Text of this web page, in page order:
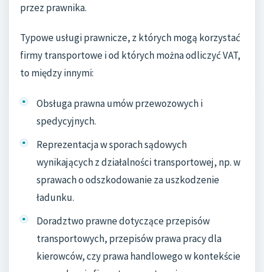
przez prawnika.
Typowe usługi prawnicze, z których mogą korzystać
firmy transportowe i od których można odliczyć VAT,
to między innymi:
Obsługa prawna umów przewozowych i
spedycyjnych.
Reprezentacja w sporach sądowych
wynikających z działalności transportowej, np. w
sprawach o odszkodowanie za uszkodzenie
ładunku.
Doradztwo prawne dotyczące przepisów
transportowych, przepisów prawa pracy dla
kierowców, czy prawa handlowego w kontekście